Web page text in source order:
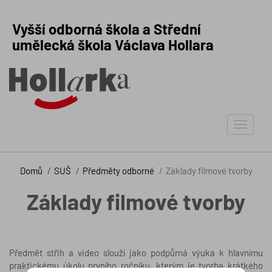
Vyšší odborná škola a Střední
umělecká škola Václava Hollara
Toggle
Domů SUŠ Předměty odborné Základy filmové tvorby
Základy filmové tvorby
Předmět střih a video slouží jako podpůrná výuka k hlavnímu
praktickému úkolu prvního ročníku, kterým je tvorba krátkého